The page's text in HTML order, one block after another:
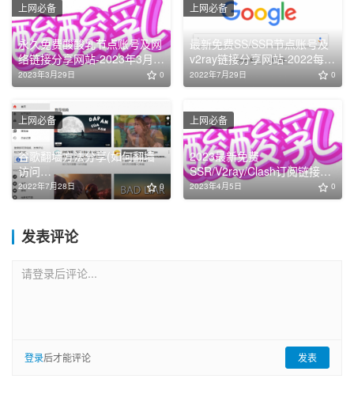
永久免费酸酸乳节点账号及网
络链接分享网站-2023年3月最
新更新
2023年3月29日 0
上网必备
最新免费SS/SSR节点账号及
v2ray链接分享网站-2022每日
固定更新
2022年7月29日 0
上网必备
谷歌翻墙方法分享(如何翻墙
访问
Youtube/Facebook/Google/T
witter国外网站)
2022年7月28日 0
上网必备
2023最新免费
SSR/V2ray/Clash订阅链接高
速节点分享「4月5日更新」
2023年4月5日 0
上网必备
发表评论
请登录后评论...
登录后才能评论 发表